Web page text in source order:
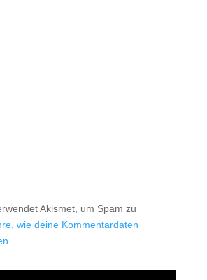
Akismet, um Spam zu
wie deine Kommentardaten